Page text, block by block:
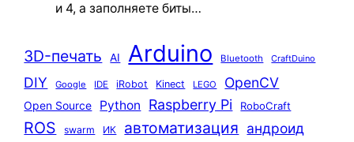
и 4, а заполняете биты…
3D-печать AI Arduino Bluetooth CraftDuino
DIY Google IDE iRobot Kinect LEGO OpenCV
Open Source Python Raspberry Pi RoboCraft
ROS swarm ИК автоматизация андроид